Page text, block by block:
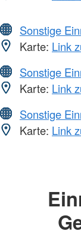
Sonstige
Karte: Link
Sonstige
Karte: Link
Sonstige
Karte: Link